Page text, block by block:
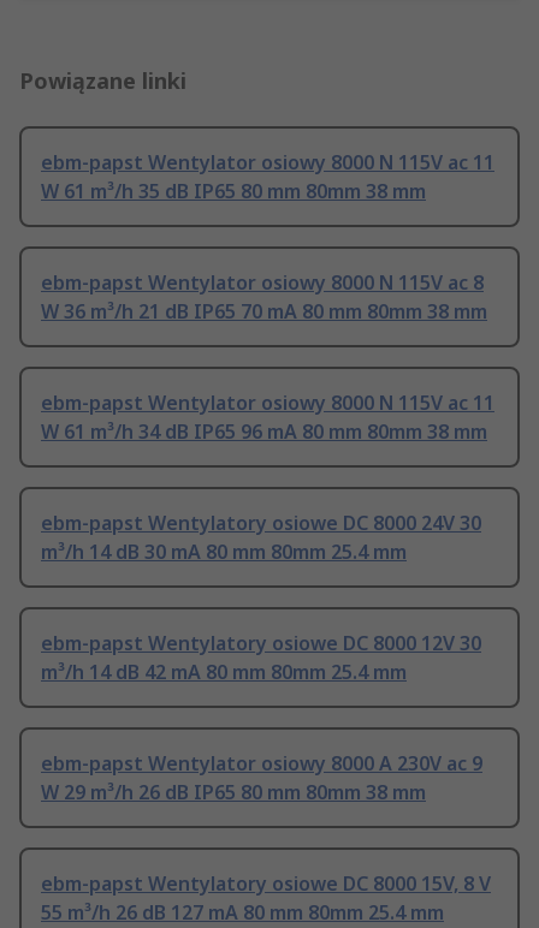
Powiązane linki
ebm-papst Wentylator osiowy 8000 N 115V ac 11
W 61 m³/h 35 dB IP65 80 mm 80mm 38 mm
ebm-papst Wentylator osiowy 8000 N 115V ac 8
W 36 m³/h 21 dB IP65 70 mA 80 mm 80mm 38 mm
ebm-papst Wentylator osiowy 8000 N 115V ac 11
W 61 m³/h 34 dB IP65 96 mA 80 mm 80mm 38 mm
ebm-papst Wentylatory osiowe DC 8000 24V 30
m³/h 14 dB 30 mA 80 mm 80mm 25.4 mm
ebm-papst Wentylatory osiowe DC 8000 12V 30
m³/h 14 dB 42 mA 80 mm 80mm 25.4 mm
ebm-papst Wentylator osiowy 8000 A 230V ac 9
W 29 m³/h 26 dB IP65 80 mm 80mm 38 mm
ebm-papst Wentylatory osiowe DC 8000 15V, 8 V
55 m³/h 26 dB 127 mA 80 mm 80mm 25.4 mm